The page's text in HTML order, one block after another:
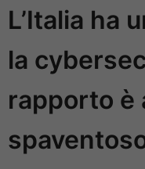
L’Italia ha
la
rapporto è